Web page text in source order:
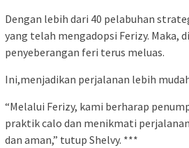
Dengan lebih dari 40 pelabuhan
yang telah mengadopsi Ferizy. Maka,
penyeberangan feri terus meluas.
Ini,menjadikan perjalanan lebih
“Melalui Ferizy, kami berharap
praktik calo dan menikmati
dan aman,” tutup Shelvy. ***